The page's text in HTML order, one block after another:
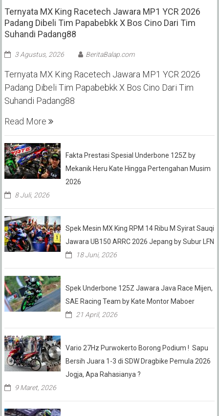
Ternyata MX King Racetech Jawara MP1 YCR 2026
Padang Dibeli Tim Papabebkk X Bos Cino Dari Tim
Suhandi Padang88
3 Agustus, 2026 BeritaBalap.com
Ternyata MX King Racetech Jawara MP1 YCR 2026
Padang Dibeli Tim Papabebkk X Bos Cino Dari Tim
Suhandi Padang88
Read More
Fakta Prestasi Spesial Underbone 125Z by
Mekanik Heru Kate Hingga Pertengahan Musim
2026
8 Juli, 2026
Spek Mesin MX King RPM 14 Ribu M Syirat Sauqi
Jawara UB150 ARRC 2026 Jepang by Subur LFN
18 Juni, 2026
Spek Underbone 125Z Jawara Java Race Mijen,
SAE Racing Team by Kate Montor Maboer
21 April, 2026
Vario 27Hz Purwokerto Borong Podium ! Sapu
Bersih Juara 1-3 di SDW Dragbike Pemula 2026
Jogja, Apa Rahasianya ?
9 Maret, 2026